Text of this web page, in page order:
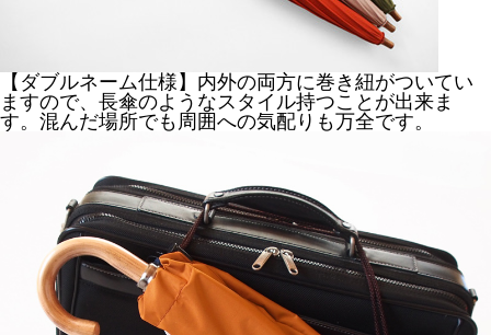
【ダブルネーム仕様】内外の両方に巻き紐がついてい
ますので、長傘のようなスタイル持つことが出来ま
す。混んだ場所でも周囲への気配りも万全です。